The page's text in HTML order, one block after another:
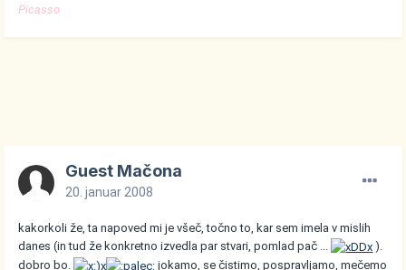
Picasso
Guest Mačona
20. januar 2008
kakorkoli že, ta napoved mi je všeč, točno to, kar sem imela v mislih
danes (in tud že konkretno izvedla par stvari, pomlad pač ...
).
dobro bo.
jokamo, se čistimo, pospravljamo, mečemo